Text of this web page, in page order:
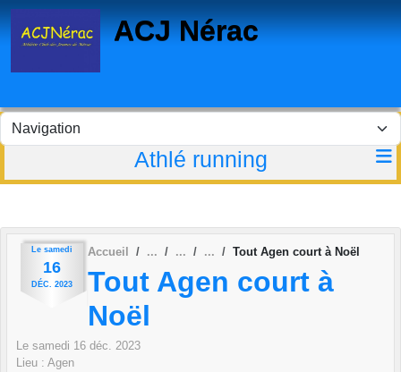
ACJ Nérac
Athlé running
Le samedi
16
DÉC. 2023
Accueil Tout Agen court à Noël
Tout Agen court à
Noël
Le samedi 16 déc.
2023
Lieu : Agen
Panneau de gestion des cookies